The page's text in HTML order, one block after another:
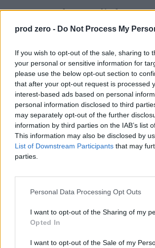
prod zero - Do Not Process My
If you wish to opt-out of the sale, sharing to
your personal or sensitive information for
please use the below opt-out section to
that after your opt-out request is processed
interest-based ads based on personal
personal information disclosed to third
may separately opt-out of the further
information by third parties on the IAB’s list
This information may also be disclosed by
List of Downstream Participants that may
parties.
Personal Data Processing Opt Outs
I want to opt-out of the Sharing of my
Opted In
I want to opt-out of the Sale of my
800+ to za mało. Rozwój Plus
mówi o ponad 3 tysiącach
zatrzymać kryzys demograficzny w Polsce.
znalazły się pensja rodzicielska dla opiekunów
emerytalna składka rodzinna, która ma
niższe świadczenia emerytalne wynikające z
Tomasz Pałasz
Dzisiaj 17:23
4 min
Reklama